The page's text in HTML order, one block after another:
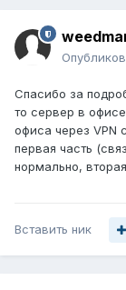
Спасибо за
то сервер в
офиса через VPN
первая часть
нормально,
Вставить ник